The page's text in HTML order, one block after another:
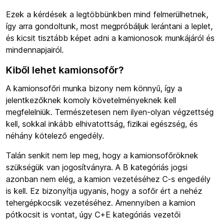
Ezek a kérdések a legtöbbünkben mind felmerülhetnek,
így arra gondoltunk, most megpróbáljuk lerántani a leplet,
és kicsit tisztább képet adni a kamionosok munkájáról és
mindennapjairól.
Kiből lehet kamionsofőr?
A kamionsofőri munka bizony nem könnyű, így a
jelentkezőknek komoly követelményeknek kell
megfelelniük. Természetesen nem ilyen-olyan végzettség
kell, sokkal inkább elhivatottság, fizikai egészség, és
néhány kötelező engedély.
Talán senkit nem lep meg, hogy a kamionsofőröknek
szükségük van jogosítványra. A B kategóriás jogsi
azonban nem elég, a kamion vezetéséhez C-s engedély
is kell. Ez bizonyítja ugyanis, hogy a sofőr ért a nehéz
tehergépkocsik vezetéséhez. Amennyiben a kamion
pótkocsit is vontat, úgy C+E kategóriás vezetői